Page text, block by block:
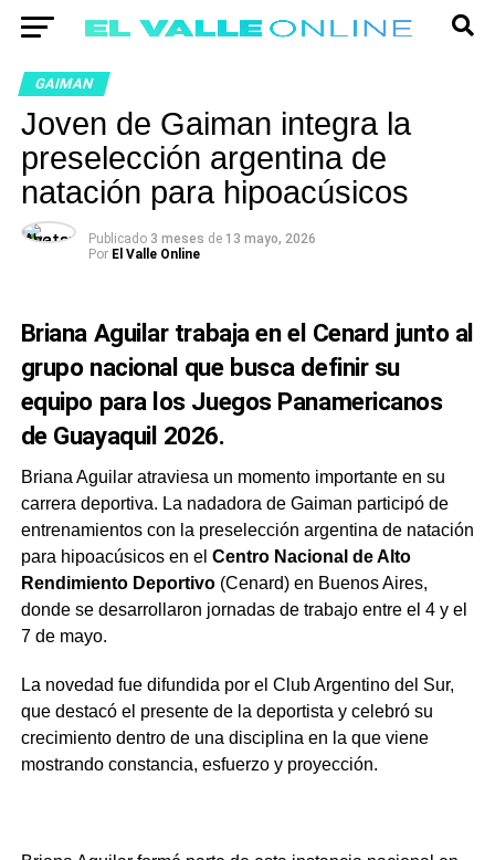
GAIMAN
Joven de Gaiman integra la
preselección argentina de
natación para hipoacúsicos
Publicado 3 meses de 13 mayo, 2026
Por El Valle Online
Briana Aguilar trabaja en el Cenard junto al
grupo nacional que busca definir su
equipo para los Juegos Panamericanos
de Guayaquil 2026.
Briana Aguilar atraviesa un momento importante en su
carrera deportiva. La nadadora de Gaiman participó de
entrenamientos con la preselección argentina de natación
para hipoacúsicos en el Centro Nacional de Alto
Rendimiento Deportivo(Cenard) en Buenos Aires,
donde se desarrollaron jornadas de trabajo entre el 4 y el
7 de mayo.
La novedad fue difundida por el Club Argentino del Sur,
que destacó el presente de la deportista y celebró su
crecimiento dentro de una disciplina en la que viene
mostrando constancia, esfuerzo y proyección.